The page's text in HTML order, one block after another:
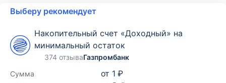
Выберу рекомендует
Накопительный счет «Доходный» на
минимальный остаток
374 отзываГазпромбанк
Сумма
от 1 ₽